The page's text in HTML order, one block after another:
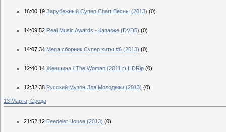
16:00:19 Зарубежный Супер Сhart Весны (2013) (0)
14:09:52 Real Music Awards - Караоке (DVD5) (0)
14:07:34 Mega сборник Супер хиты #6 (2013) (0)
12:40:14 Женщина / The Woman (2011 г) HDRip (0)
12:32:38 Русский Музон Для Молодежи (2013) (0)
13 Марта, Среда
21:52:12 Eeedelst House (2013) (0)